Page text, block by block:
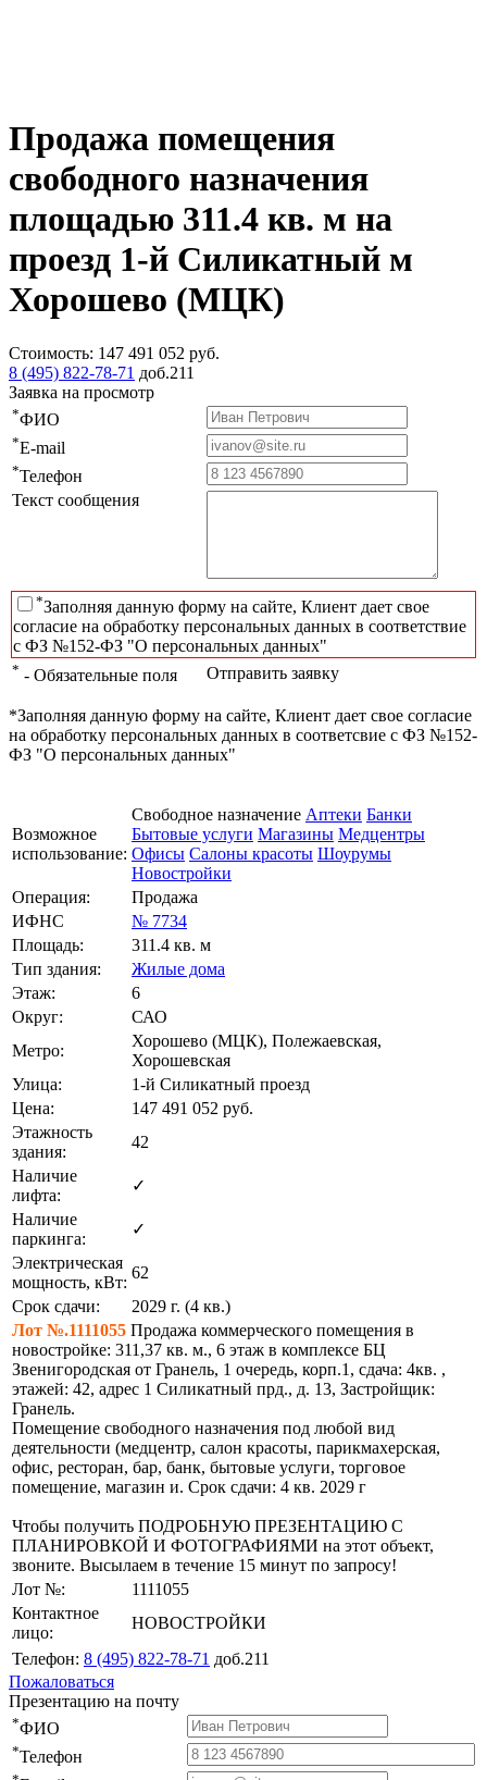
Продажа помещения
свободного назначения
площадью 311.4 кв. м на
проезд 1-й Силикатный м
Хорошево (МЦК)
Стоимость: 147 491 052 руб.
8 (495) 822-78-71 доб.211
Заявка на просмотр
*ФИО
*E-mail
*Телефон
Текст сообщения
*Заполняя данную форму на сайте, Клиент дает свое
согласие на обработку персональных данных в соответствие
с ФЗ №152-ФЗ "О персональных данных"
* - Обязательные поля Отправить заявку
*Заполняя данную форму на сайте, Клиент дает свое согласие
на обработку персональных данных в соответсвие с ФЗ №152-
ФЗ "О персональных данных"
Возможное
использование:
Свободное назначение Аптеки Банки
Бытовые услуги Магазины Медцентры
Офисы Салоны красоты Шоурумы
Новостройки
Операция:
Продажа
ИФНС
№ 7734
Площадь:
311.4 кв. м
Тип здания:
Жилые дома
Этаж:
6
Округ:
САО
Метро:
Хорошево (МЦК), Полежаевская,
Хорошевская
Улица:
1-й Силикатный проезд
Цена:
147 491 052 руб.
Этажность
здания:
42
Наличие
лифта:
✓
Наличие
паркинга:
✓
Электрическая
мощность, кВт:
62
Срок сдачи:
2029 г. (4 кв.)
Лот №.1111055 Продажа коммерческого помещения в
новостройке: 311,37 кв. м., 6 этаж в комплексе БЦ
Звенигородская от Гранель, 1 очередь, корп.1, сдача: 4кв. ,
этажей: 42, адрес 1 Силикатный прд., д. 13, Застройщик:
Гранель.
Помещение свободного назначения под любой вид
деятельности (медцентр, салон красоты, парикмахерская,
офис, ресторан, бар, банк, бытовые услуги, торговое
помещение, магазин и. Срок сдачи: 4 кв. 2029 г
Чтобы получить ПОДРОБНУЮ ПРЕЗЕНТАЦИЮ С
ПЛАНИРОВКОЙ И ФОТОГРАФИЯМИ на этот объект,
звоните. Высылаем в течение 15 минут по запросу!
Лот №:
1111055
Контактное
лицо:
НОВОСТРОЙКИ
Телефон: 8 (495) 822-78-71 доб.211
Пожаловаться
Презентацию на почту
*ФИО
*Телефон